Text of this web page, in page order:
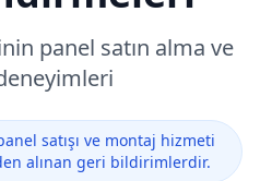
panel satın alma ve
satışı ve montaj hizmeti
alınan geri bildirimlerdir.